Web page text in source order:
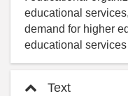
educational
demand for higher
educational services
Text